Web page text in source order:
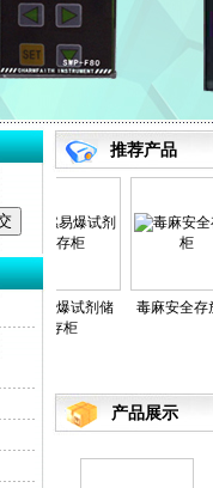
推荐产品
易燃易爆试剂储
存柜
毒麻安全存放
产品展示